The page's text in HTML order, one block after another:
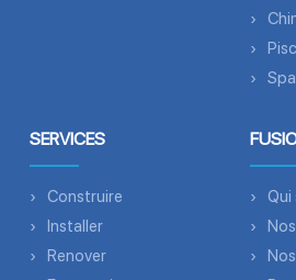
SERVICES
Construire
Installer
Renover